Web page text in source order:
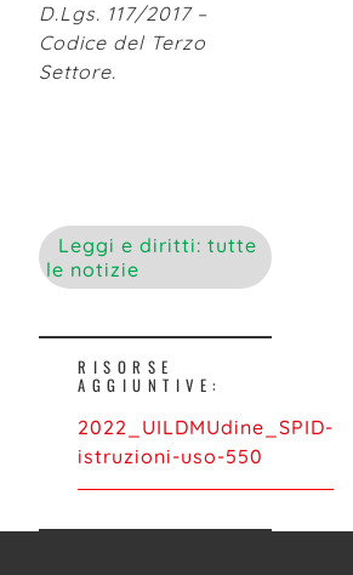
D.Lgs. 117/2017 –
Codice del Terzo
Settore.
Leggi e diritti: tutte
le notizie
RISORSE
AGGIUNTIVE:
2022_UILDMUdine_SPID-
istruzioni-uso-550